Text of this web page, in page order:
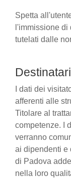
Spetta
l'immissione
tutelati dalle
I dati dei
afferenti alle
Titolare al
competenze. I
verranno
ai dipendenti e
di Padova
nella loro